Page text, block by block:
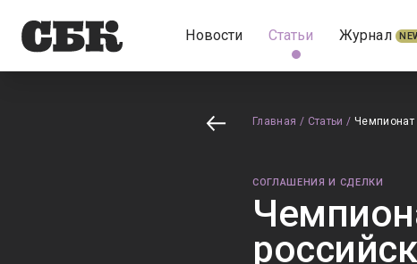
Новости Статьи Журнал
Главная / Статьи / Чемпионат
СОГЛАШЕНИЯ И СДЕЛКИ